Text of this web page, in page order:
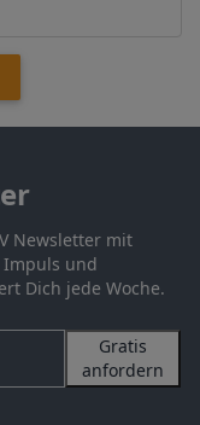
Newsletter mit
und
Dich jede Woche.
Gratis
anfordern